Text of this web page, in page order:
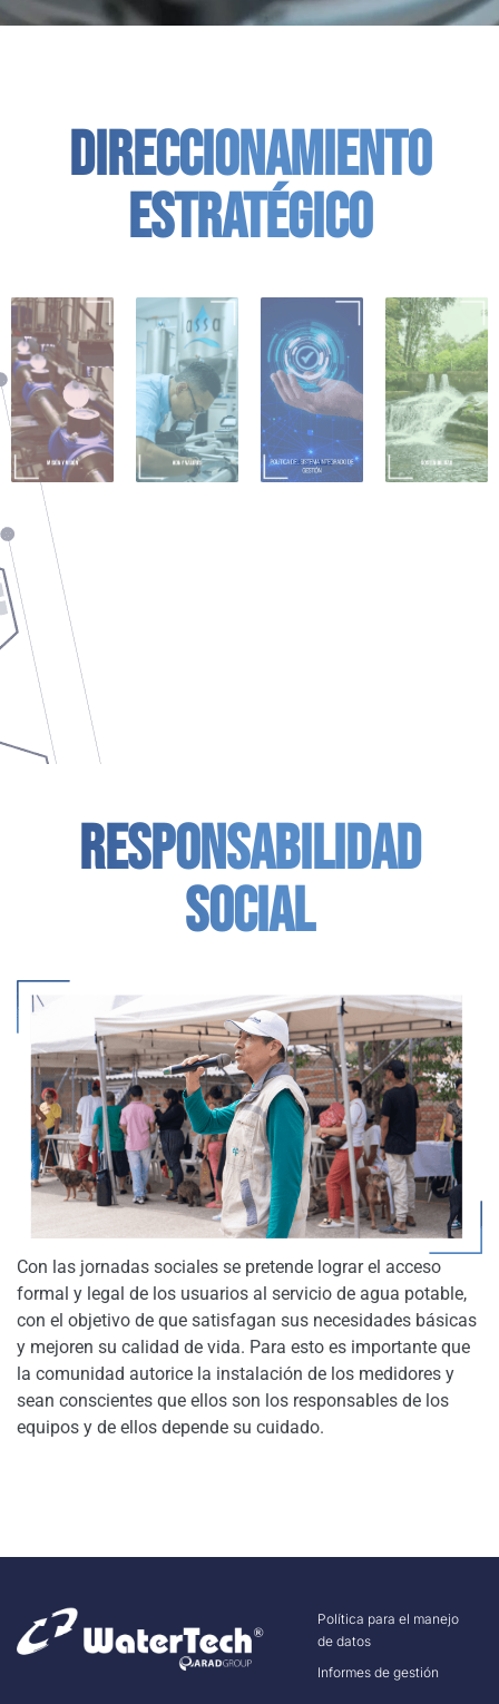
DIRECCIONAMIENTO
ESTRATÉGICO
RESPONSABILIDAD
SOCIAL
Con las jornadas sociales se pretende lograr el acceso
formal y legal de los usuarios al servicio de agua potable,
con el objetivo de que satisfagan sus necesidades básicas
y mejoren su calidad de vida. Para esto es importante que
la comunidad autorice la instalación de los medidores y
sean conscientes que ellos son los responsables de los
equipos y de ellos depende su cuidado.
Política para el manejo
de datos
Informes de gestión